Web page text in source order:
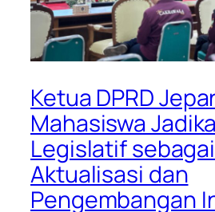
Ketua DPRD
Mahasiswa
Legislatif
Aktualisasi dan
Pengembangan